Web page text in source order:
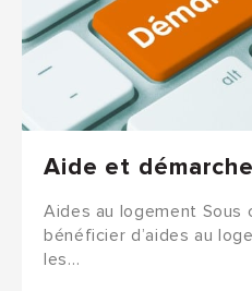
Aide et
Aides au logement Sous
bénéficier d’aides au
les…